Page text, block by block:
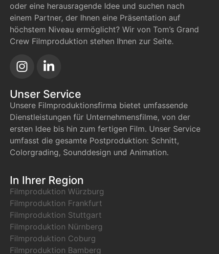
oder eine herausragende Idee und suchen nach
einem Partner, der Ihnen eine Präsentation auf
höchstem Niveau ermöglicht? Wir von Tom’s Grand
Crew Filmproduktion stehen Ihnen zur Seite.
Unser Service
Unsere Filmproduktionsfirma bietet umfassende
Dienstleistungen für Unternehmensfilme, von der
ersten Idee bis hin zum fertigen Film. Unser Service
umfasst die gesamte Postproduktion: Schnitt,
Colorgrading, Sounddesign und Animation.
In Ihrer Region
Filmproduktion Würzburg
Filmproduktion Frankfurt
Filmproduktion Stuttgart
Filmproduktion Nürnberg
Filmproduktion Coburg
Filmproduktion Bamberg